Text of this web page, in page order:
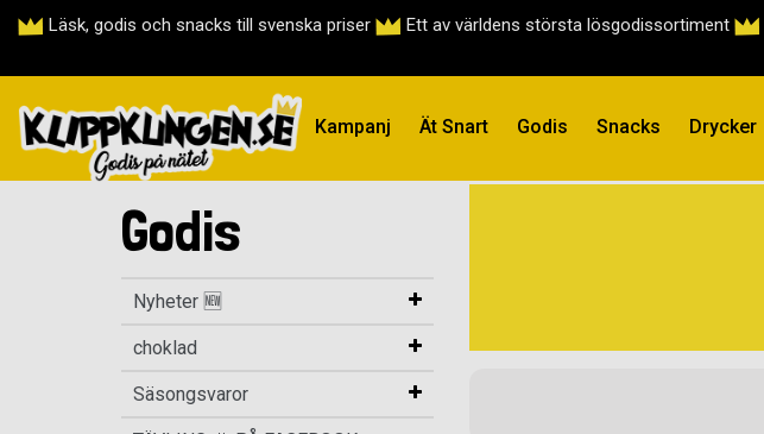
Läsk, godis och snacks till svenska priser Ett av världens största lösgodissortiment
Kampanj Ät Snart Godis Snacks Drycker
Godis
Nyheter 🆕
choklad
Säsongsvaror